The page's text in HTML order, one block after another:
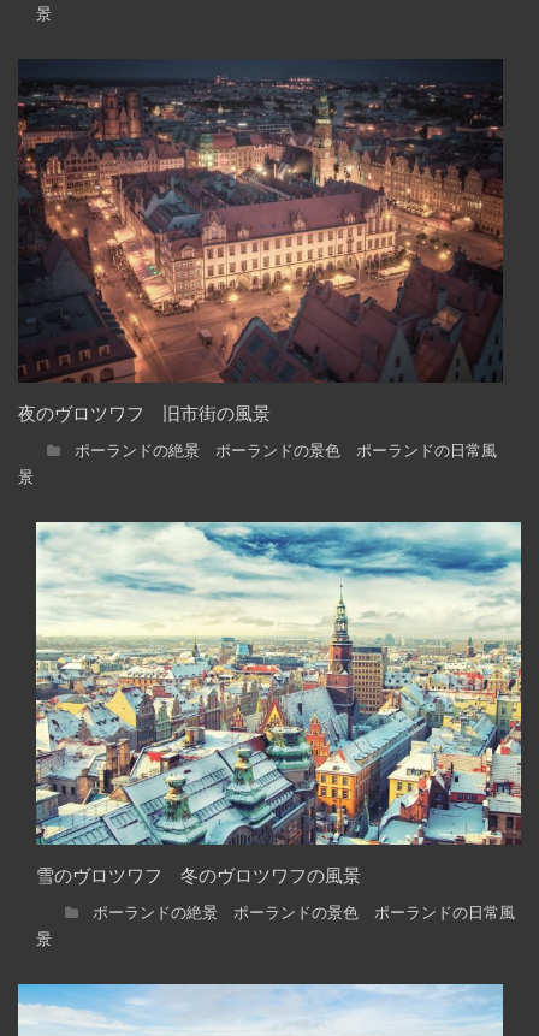
景
夜のヴロツワフ 旧市街の風景
ポーランドの絶景 ポーランドの景色 ポーランドの日常風
景
雪のヴロツワフ 冬のヴロツワフの風景
ポーランドの絶景 ポーランドの景色 ポーランドの日常風
景